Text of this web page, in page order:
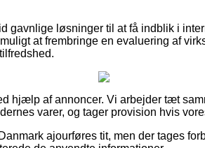
gavnlige løsninger til at få indblik i
at frembringe en evaluering af
hjælp af annoncer. Vi arbejder tæt
varer, og tager provision hvis
ajourføres tit, men der tages